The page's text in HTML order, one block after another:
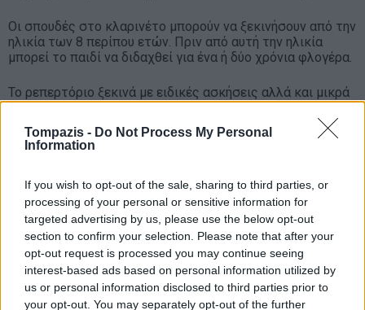
Tompazis - Do Not Process My Personal
Information
If you wish to opt-out of the sale, sharing to third parties, or
processing of your personal or sensitive information for
targeted advertising by us, please use the below opt-out
section to confirm your selection. Please note that after your
opt-out request is processed you may continue seeing
interest-based ads based on personal information utilized by
us or personal information disclosed to third parties prior to
your opt-out. You may separately opt-out of the further
Οι σπουδές στο κλαρινέτο μπορούν να ξεκινήσουν από την
ηλικία των 8 περίπου ετών. Πριν από αυτή την ηλικία
μπορεί το παιδί να διδαχθεί για ένα ή δύο χρόνια φλογέρα.
Το ρεπερτόριο ξεκινά με ειδικές ασκήσεις αλλά και μικρά
μουσικά κομμάτια που είναι αρκετά ευχάριστα ιδιαίτερα
για τα μικρά παιδιά, κλίμακες, αρπισμούς και βέβαια
καθώς προχωρά η σπουδή, σε ολοκληρωμένες μουσικές
συνθέσεις κλασσικών κυρίως συνθετών όπως Bach,
και πολλών άλλων.
Για τα μαθήματα κλαρινέτου τα έτη φοίτησης είναι 8 για
την απόκτηση πτυχίου ή διπλώματος. (το πτυχίο
κλαρινέτου είναι ο πρώτος τίτλος σπουδών που μπορεί
να αποκτήσει ο σπουδαστής που παρακολουθεί μαθήματα
κλαρινέτου, ενώ με το δίπλωμα κλαρινέτου που είναι ο
δεύτερος και ανώτερος τίτλος σπουδών, ο σπουδαστής